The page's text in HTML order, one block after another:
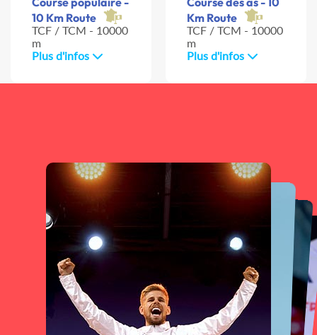
10 Km Route
TCF / TCM - 10000
m
Plus d'infos
Km Route
TCF / TCM - 10000
m
Plus d'infos